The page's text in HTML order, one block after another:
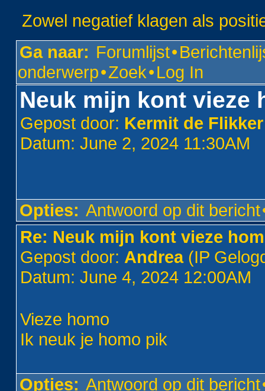
Zowel negatief klagen als
Ga naar: Forumlijst•
onderwerp•Zoek•Log In
Neuk mijn kont vieze
Gepost door: Kermit de Flikker
Datum: June 2, 2024 11:30AM
Opties: Antwoord op dit bericht
Re: Neuk mijn kont vieze
Gepost door: Andrea(IP
Datum: June 4, 2024 12:00AM
Vieze homo
Ik neuk je homo pik
Opties: Antwoord op dit bericht